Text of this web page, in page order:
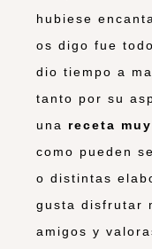
hubiese
os digo fue
dio tiempo a
tanto por su
una receta
como pueden
o distintas
gusta disfrutar
amigos y